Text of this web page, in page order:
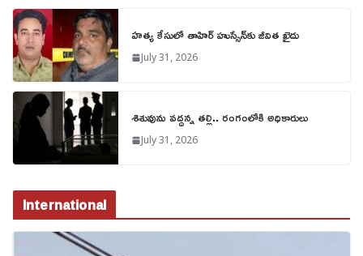
హత్య కేసులో తాహిర్ హుస్సేన్‌కు జీవిత ఖైదు
July 31, 2026
శిశువును వద్దన్న తల్లి.. రంగంలోకి అధికారులు
July 31, 2026
International